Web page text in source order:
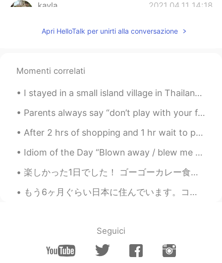
kayla 2021.04.11 14:18
おいしそう. 😍 ハングルは学びやすいます.
Justin
@lama I'm laughing so much
lama 2021.04.11 14:11
in my city I will run to it like🏃🏃🏃🏃🧟‍♂️
lama 2021.04.11 14:10
AR EN
@lamaI'll give you some 😂
Apri HelloTalk per unirti alla conversazione
Momenti correlati
I stayed in a small island village in Thailand🇹🇭 and the water is so shallow that i was able to w...
Parents always say “don’t play with your food” they never said anything about not making art with...
After 2 hrs of shopping and 1 hr wait to pay for my stuff 😅😷🥱😖 I finally was able to get somethin...
Idiom of the Day “Blown away / blew me away” If you experience something rather incredible and ...
楽しかった1日でした！ ゴーゴーカレー食べて、ゲーセンでキャプテンアメリカのフィギュアを簡単に取れて、嬉しかった！（＾∇＾） 夜ご飯またハンバーグを作りました〜 引っ越して以来、初めてちゃんとし...
もう6ヶ月ぐらい日本に住んでいます。コロナだから、今年は本当に大変でした。でも、あきらめないです。ここにいい人生を作りたいので今から本当に頑張ります。まず、日本語学校のコースを修了したいです。そ...
Seguici